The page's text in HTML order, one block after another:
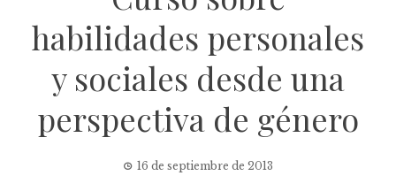
habilidades personales
y sociales desde una
perspectiva de género
16 de septiembre de 2013